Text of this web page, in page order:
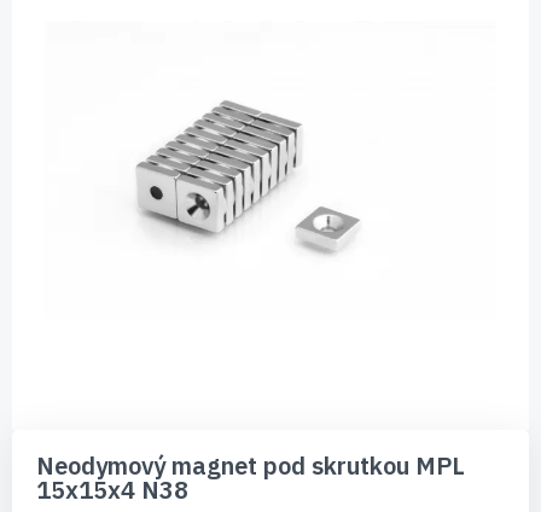
začiatok
galérie
Neodymový magnet pod skrutkou MPL
15x15x4 N38